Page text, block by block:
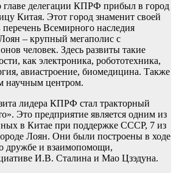
главе делегации КПРФ прибыл в город
Китая. Этот город знаменит своей
Всемирного наследия
– крупный мегаполис с
человек. Здесь развиты такие
как электроника, робототехника,
авиастроение, биомедицина. Также
научным центром.
лидера КПРФ стал тракторный
Это предприятие является одним из
в Китае при поддержке СССР, 7 из
Лоян. Они были построены в ходе
дружбе и взаимопомощи,
И.В. Сталина и Мао Цзэдуна.